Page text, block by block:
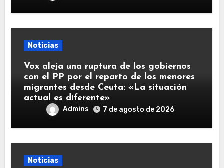
Noticias
Vox aleja una ruptura de los gobiernos
con el PP por el reparto de los menores
migrantes desde Ceuta: «La situación
actual es diferente»
Admins 7 de agosto de 2026
Noticias